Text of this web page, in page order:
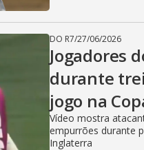
DO R7/27/06/2026
Jogadores
durante
jogo na
Vídeo mostra
empurrões durante
Inglaterra